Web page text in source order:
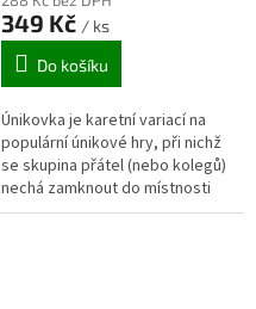
349 Kč / ks
Do košíku
Únikovka je karetní variací na
populární únikové hry, při nichž
se skupina přátel (nebo kolegů)
nechá zamknout do místnosti
plné rébusů a snaží se z ní v